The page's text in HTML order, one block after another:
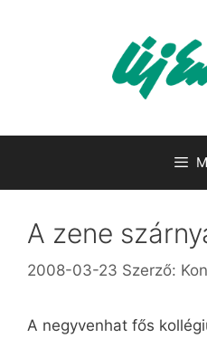
A zene
2008-03-23 Szerző:
A negyvenhat fős